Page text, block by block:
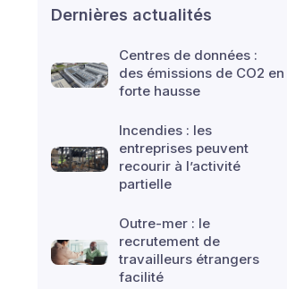
Dernières actualités
Centres de données :
des émissions de CO2 en
forte hausse
Incendies : les
entreprises peuvent
recourir à l’activité
partielle
Outre-mer : le
recrutement de
travailleurs étrangers
facilité